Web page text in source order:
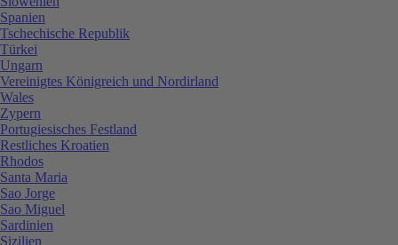
Spanien
Tschechische Republik
Türkei
Ungarn
Vereinigtes Königreich und Nordirland
Wales
Zypern
Portugiesisches Festland
Restliches Kroatien
Rhodos
Santa Maria
Sao Jorge
Sao Miguel
Sardinien
Sizilien